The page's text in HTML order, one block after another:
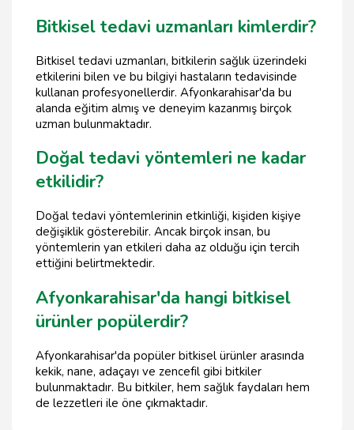
Bitkisel tedavi uzmanları kimlerdir?
Bitkisel tedavi uzmanları, bitkilerin sağlık üzerindeki
etkilerini bilen ve bu bilgiyi hastaların tedavisinde
kullanan profesyonellerdir. Afyonkarahisar'da bu
alanda eğitim almış ve deneyim kazanmış birçok
uzman bulunmaktadır.
Doğal tedavi yöntemleri ne kadar
etkilidir?
Doğal tedavi yöntemlerinin etkinliği, kişiden kişiye
değişiklik gösterebilir. Ancak birçok insan, bu
yöntemlerin yan etkileri daha az olduğu için tercih
ettiğini belirtmektedir.
Afyonkarahisar'da hangi bitkisel
ürünler popülerdir?
Afyonkarahisar'da popüler bitkisel ürünler arasında
kekik, nane, adaçayı ve zencefil gibi bitkiler
bulunmaktadır. Bu bitkiler, hem sağlık faydaları hem
de lezzetleri ile öne çıkmaktadır.